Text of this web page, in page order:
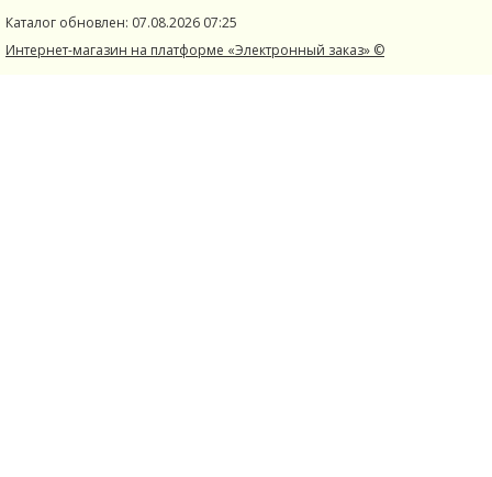
Каталог обновлен: 07.08.2026 07:25
Интернет-магазин на платформе «Электронный заказ» ©